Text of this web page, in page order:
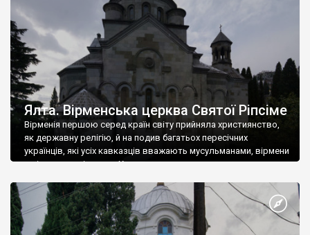
Ялта. Вірменська церква Святої Ріпсіме
Вірменія першою серед країн світу прийняла християнство,
як державну релігію, й на подив багатьох пересічних
українців, які усіх кавказців вважають мусульманами, вірмени
є відданими вірянами Христа